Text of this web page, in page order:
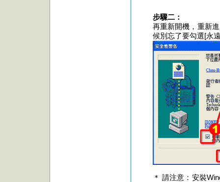
步驟二：
再重新開機，重新
候別忘了要勾選[永
＊ 請注意： 安裝